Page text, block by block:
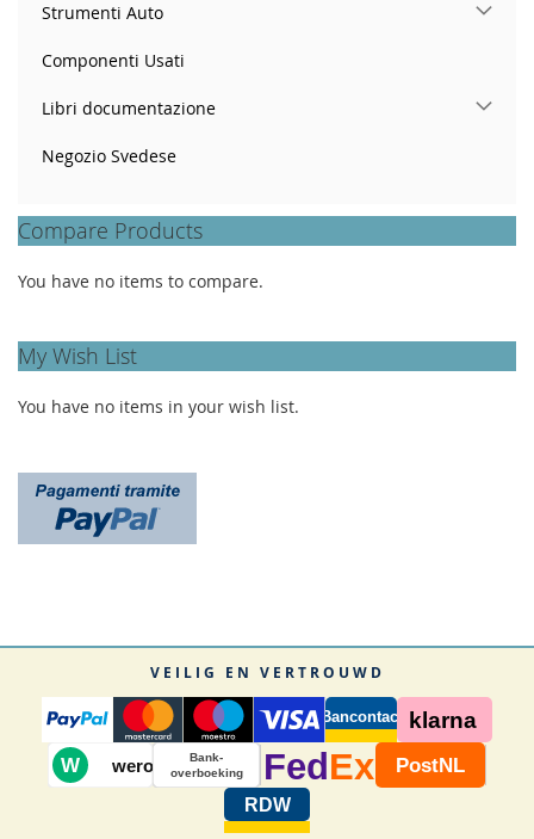
Strumenti Auto
Componenti Usati
Libri documentazione
Negozio Svedese
Compare Products
You have no items to compare.
My Wish List
You have no items in your wish list.
VEILIG EN VERTROUWD
Bancontact klarna
W wero
Bank-
overboeking
Fed Ex PostNL
RDW